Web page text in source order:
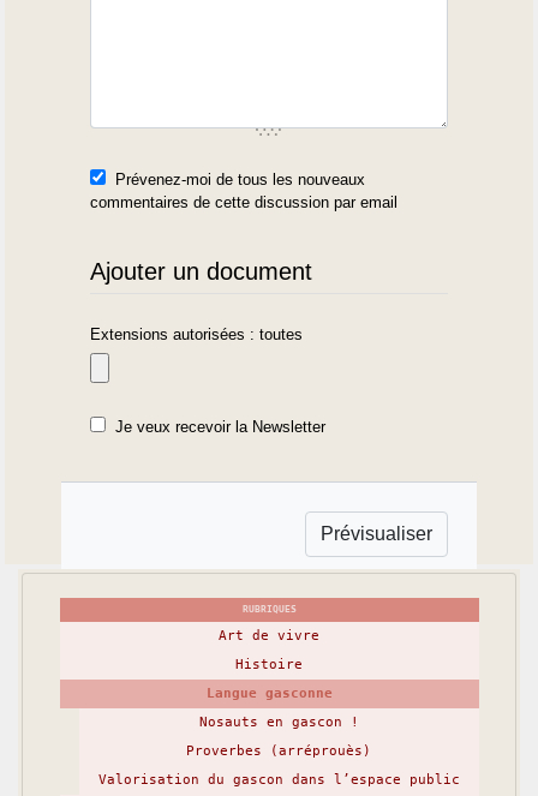
Prévenez-moi de tous les nouveaux
commentaires de cette discussion par email
Ajouter un document
Extensions autorisées : toutes
Je veux recevoir la Newsletter
RUBRIQUES
Art de vivre
Histoire
Langue gasconne
Nosauts en gascon !
Proverbes (arréprouès)
Valorisation du gascon dans l’espace public